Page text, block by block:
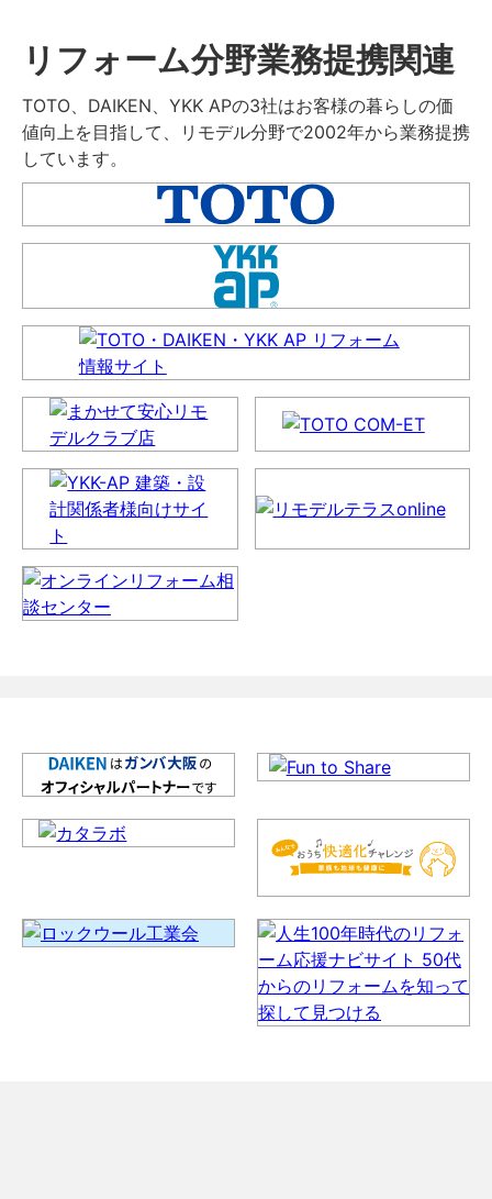
リフォーム分野業務提携関連
TOTO、DAIKEN、YKK APの3社はお客様の暮らしの価
値向上を目指して、リモデル分野で2002年から業務提携
しています。